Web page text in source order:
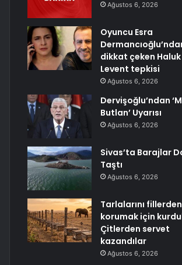
Ağustos 6, 2026
Oyuncu Esra
dikkat çeken Haluk
Levent tepkisi
Ağustos 6, 2026
Dervişoğlu’ndan
Butlan’ Uyarısı
Ağustos 6, 2026
Sivas’ta Barajlar
Taştı
Ağustos 6, 2026
Tarlalarını fillerden
korumak için
Çitlerden servet
kazandılar
Ağustos 6, 2026